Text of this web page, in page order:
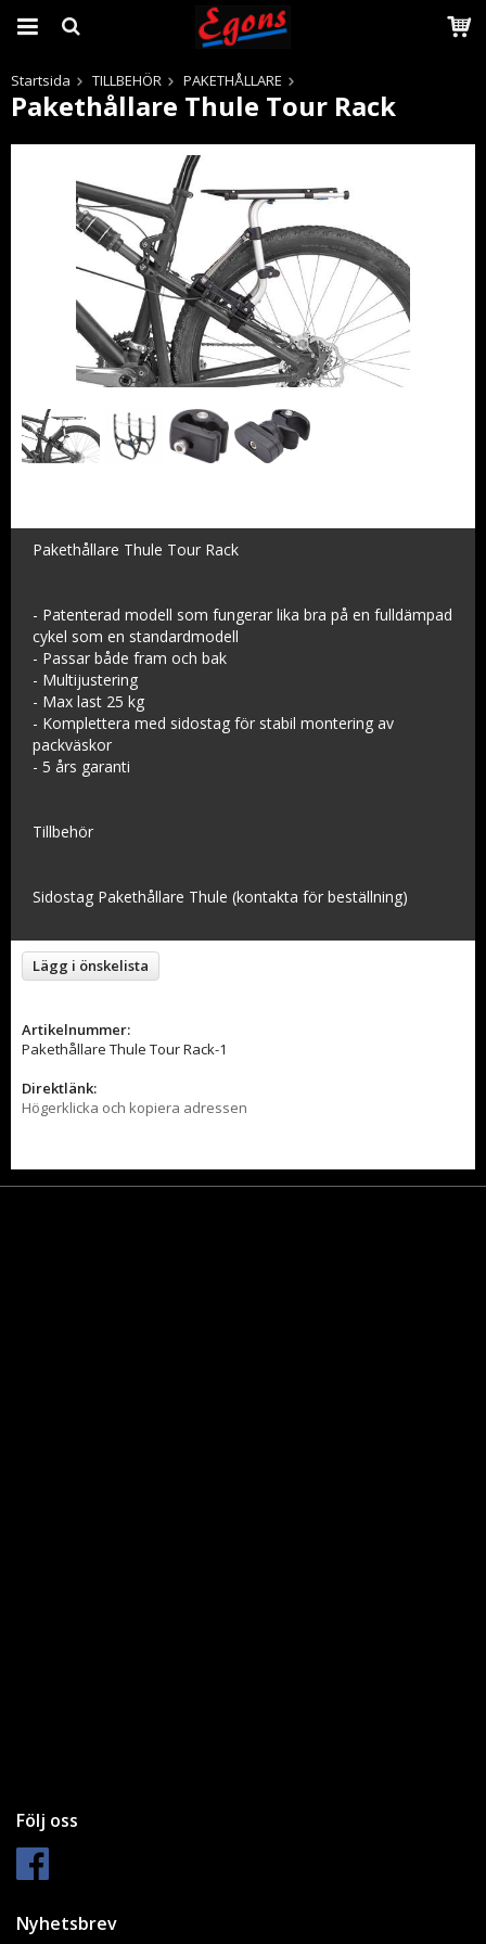
Produkten har blivit tillagd i varukorgen
Startsida TILLBEHÖR PAKETHÅLLARE
Pakethållare Thule Tour Rack
Pakethållare Thule Tour Rack
- Patenterad modell som fungerar lika bra på en fulldämpad
cykel som en standardmodell
- Passar både fram och bak
- Multijustering
- Max last 25 kg
- Komplettera med sidostag för stabil montering av
packväskor
- 5 års garanti
Tillbehör
Sidostag Pakethållare Thule (kontakta för beställning)
Lägg i önskelista
Artikelnummer:
Pakethållare Thule Tour Rack-1
Direktlänk:
Högerklicka och kopiera adressen
Följ oss
Nyhetsbrev